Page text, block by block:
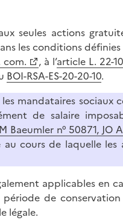
seules actions
les conditions définies
com. , à l’article L. 22-
BOI-RSA-ES-20-20-10.
mandataires sociaux
de salaire
Baeumler n° 50871, JO
cours de laquelle les
applicables en
de
légale.